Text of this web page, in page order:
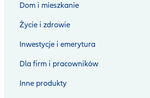
Dom i mieszkanie
Życie i zdrowie
Inwestycje i emerytura
Dla firm i pracowników
Inne produkty